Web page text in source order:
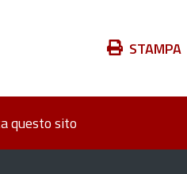
Azioni STAMPA
questo sito